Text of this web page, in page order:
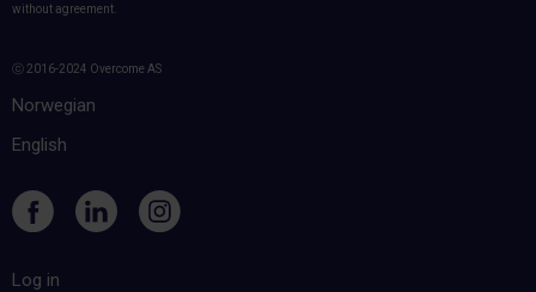
without agreement.
ⓒ 2016-2024 Overcome AS
Norwegian
English
Log in